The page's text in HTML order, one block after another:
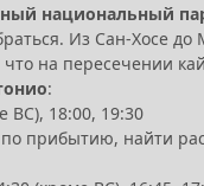
национальный
Из Сан-Хосе
на пересечении
:
ВС), 18:00, 19:30
прибытию, найти